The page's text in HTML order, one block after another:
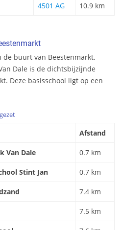
4501 AG 10.9 km
de buurt van Beestenmarkt.
Dale is de dichtsbijzijnde
Deze basisschool ligt op een
Afstand
Van Dale 0.7 km
Stint Jan 0.7 km
7.4 km
7.5 km